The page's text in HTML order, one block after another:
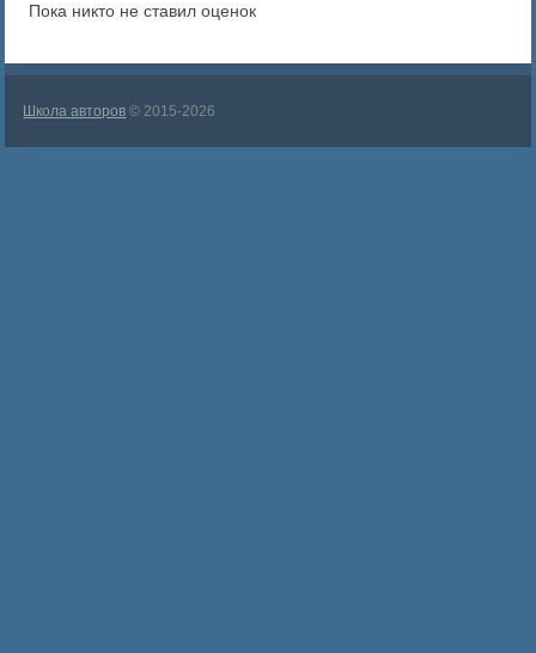
Пока никто не ставил оценок
Школа авторов © 2015-2026